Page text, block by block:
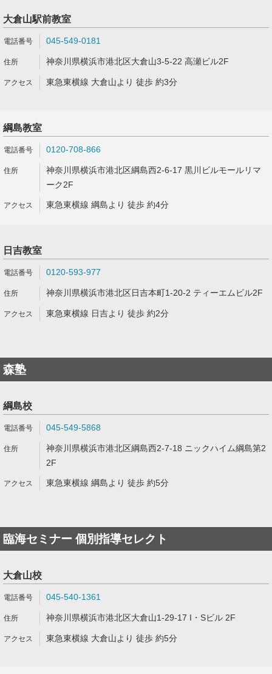
大倉山駅前教室
045-549-0181
神奈川県横浜市港北区大倉山3-5-22 高瀬ビル2F
東急東横線 大倉山より 徒歩 約3分
綱島教室
0120-708-866
神奈川県横浜市港北区綱島西2-6-17 黒川ビルモールリマ
ーク2F
東急東横線 綱島より 徒歩 約4分
日吉教室
0120-593-977
神奈川県横浜市港北区日吉本町1-20-2 ティーエムビル2F
東急東横線 日吉より 徒歩 約2分
森塾
綱島校
045-549-5868
神奈川県横浜市港北区綱島西2-7-18 ニックハイム綱島第2
2F
東急東横線 綱島より 徒歩 約5分
臨海セミナー 個別指導セレクト
大倉山校
045-540-1361
神奈川県横浜市港北区大倉山1-29-17 I・Sビル 2F
東急東横線 大倉山より 徒歩 約5分